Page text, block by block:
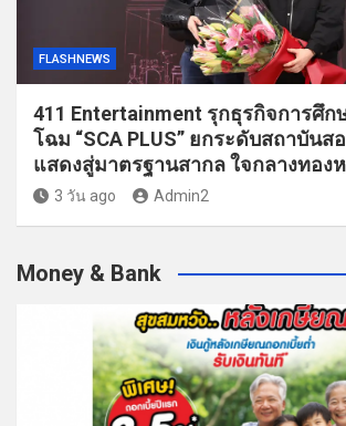
FLASHNEWS
411 Entertainment รุกธุรกิจการศึก
โฉม “SCA PLUS” ยกระดับสถาบันส
แสดงสู่มาตรฐานสากล ใจกลางทอง
3 วัน ago Admin2
Money & Bank